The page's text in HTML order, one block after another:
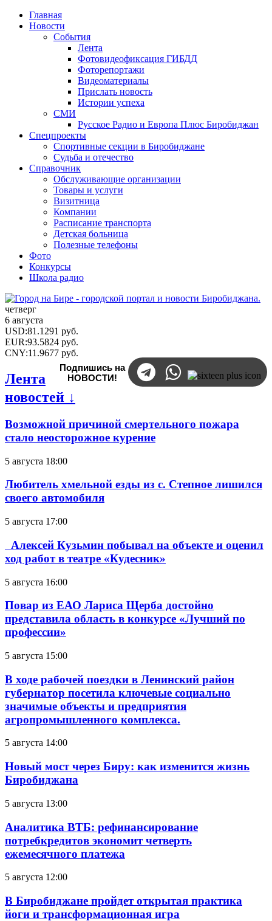
Главная
Новости
События
Лента
Фотовидеофиксация ГИБДД
Фоторепортажи
Видеоматериалы
Прислать новость
Истории успеха
СМИ
Русское Радио и Европа Плюс Биробиджан
Спецпроекты
Спортивные секции в Биробиджане
Судьба и отечество
Справочник
Обслуживающие организации
Товары и услуги
Визитница
Компании
Расписание транспорта
Детская больница
Полезные телефоны
Фото
Конкурсы
Школа радио
четверг
6 августа
USD:81.1291 руб.
EUR:93.5824 руб.
CNY:11.9677 руб.
Подпишись на
НОВОСТИ!
Лента
новостей ↓
Возможной причиной смертельного пожара
стало неосторожное курение
5 августа 18:00
Любитель хмельной езды из с. Степное лишился
своего автомобиля
5 августа 17:00
Алексей Кузьмин побывал на объекте и оценил
ход работ в театре «Кудесник»
5 августа 16:00
Повар из ЕАО Лариса Щерба достойно
представила область в конкурсе «Лучший по
профессии»
5 августа 15:00
В ходе рабочей поездки в Ленинский район
губернатор посетила ключевые социально
значимые объекты и предприятия
агропромышленного комплекса.
5 августа 14:00
Новый мост через Биру: как изменится жизнь
Биробиджана
5 августа 13:00
Аналитика ВТБ: рефинансирование
потребкредитов экономит четверть
ежемесячного платежа
5 августа 12:00
В Биробиджане пройдет открытая практика
йоги и трансформационная игра